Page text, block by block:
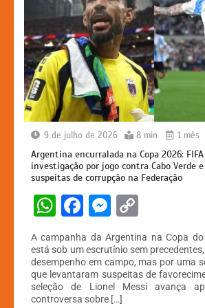
9 de julho de 2026 8 min 1 mês
Argentina encurralada na Copa 2026:
investigação por jogo contra Cabo Verde
suspeitas de corrupção na Federação
W
at
s
A
F
a
c
e
b
M
s
s
e
p
y
Li
A campanha da Argentina na Copa
está sob um escrutínio sem
desempenho em campo, mas por uma
que levantaram suspeitas de
seleção de Lionel Messi avança
controversa sobre […]